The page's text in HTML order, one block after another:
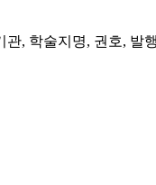
관, 학술지명, 권호, 발